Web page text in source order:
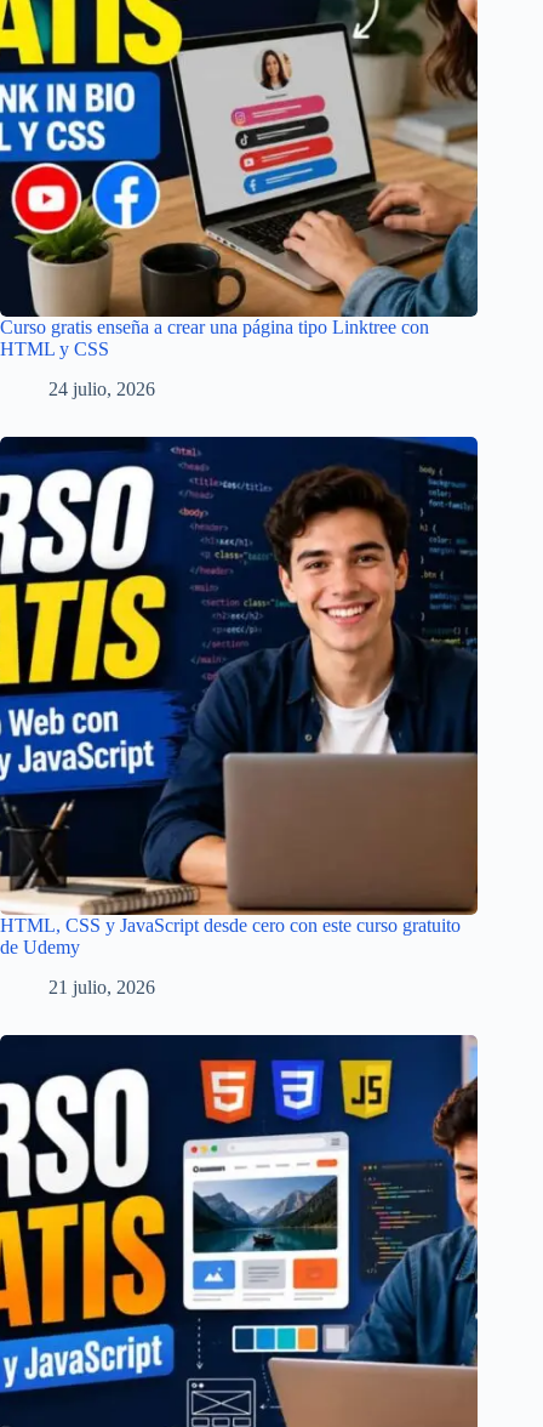
Curso gratis enseña a crear una página tipo Linktree con
HTML y CSS
24 julio, 2026
HTML, CSS y JavaScript desde cero con este curso gratuito
de Udemy
21 julio, 2026